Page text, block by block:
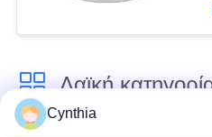
Λαϊκή
Cynthia